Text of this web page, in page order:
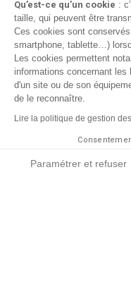
Qu’est-ce qu’un cookie :
taille, qui peuvent être
Ces cookies sont
smartphone, tablette…)
Les cookies permettent
informations concernant les
d'un site ou de son
de le reconnaître.
Lire la politique de gestion
Paramétrer et refuser
Cookies